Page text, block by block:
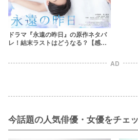
ドラマ『永遠の昨日』の原作ネタバ
レ！結末ラストはどうなる？【感涙
AD
今話題の人気俳優・女優をチェ